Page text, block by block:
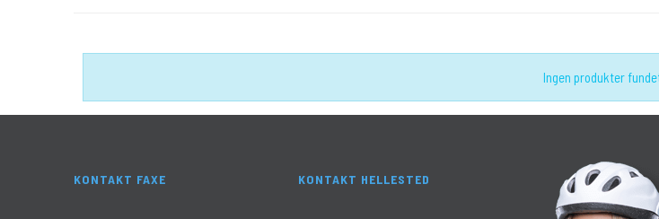
Ingen produkter
KONTAKT FAXE KONTAKT HELLESTED